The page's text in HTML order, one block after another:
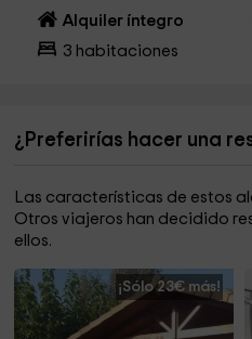
Alquiler íntegro
3 habitaciones
¿Preferirías hacer una
Las características de estos
Otros viajeros han decidido
ellos.
¡Sólo 23€ más!